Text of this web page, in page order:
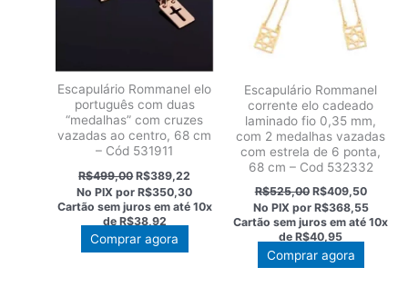
Escapulário Rommanel elo
português com duas
“medalhas” com cruzes
vazadas ao centro, 68 cm
– Cód 531911
R$499,00O
preço
original
era:
R$499,00.
R$389,22
preço
atual
é:
R$389,22.
No PIX porR$350,30
Cartão sem juros em até 10x
deR$38,92
Comprar agora
Escapulário Rommanel
corrente elo cadeado
laminado fio 0,35 mm,
com 2 medalhas vazadas
com estrela de 6 ponta,
68 cm – Cod 532332
R$525,00 O
preço
original
era:
R$525,00.
R$409,50O
preço
atual
é:
No PIX por R$368,55
Cartão sem juros em até10x
de R$40,95
Comprar agora